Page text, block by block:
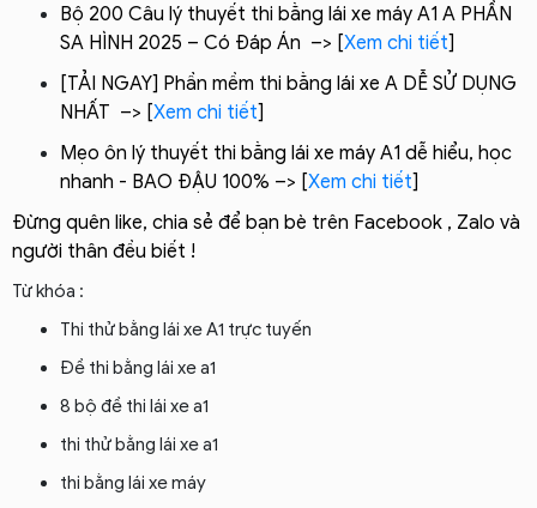
Bộ 200 Câu lý thuyết thi bằng lái xe máy A1 A PHẦN
SA HÌNH 2025 – Có Đáp Án –> [Xem chi tiết]
[TẢI NGAY] Phần mềm thi bằng lái xe A DỄ SỬ DỤNG
NHẤT –> [Xem chi tiết]
Mẹo ôn lý thuyết thi bằng lái xe máy A1 dễ hiểu, học
nhanh - BAO ĐẬU 100% –> [Xem chi tiết]
Đừng quên like, chia sẻ để bạn bè trên Facebook , Zalo và
người thân đều biết !
Từ khóa :
Thi thử bằng lái xe A1 trực tuyến
Đề thi bằng lái xe a1
8 bộ đề thi lái xe a1
thi thử bằng lái xe a1
thi bằng lái xe máy